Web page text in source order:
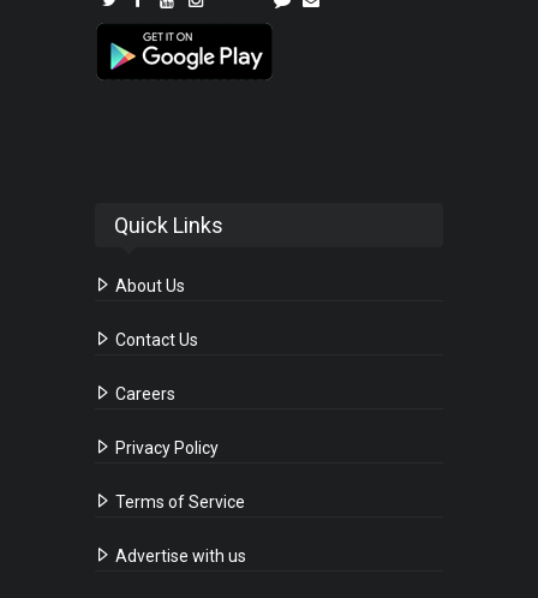
Quick Links
About Us
Contact Us
Careers
Privacy Policy
Terms of Service
Advertise with us